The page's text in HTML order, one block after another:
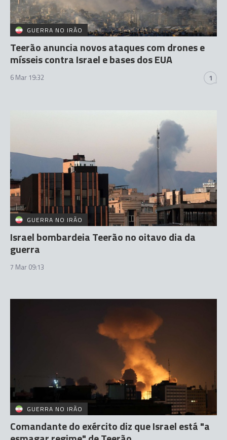
GUERRA NO IRÃO
Teerão anuncia novos ataques com drones e
mísseis contra Israel e bases dos EUA
6 Mar 19:32 1
GUERRA NO IRÃO
Israel bombardeia Teerão no oitavo dia da
guerra
7 Mar 09:13
GUERRA NO IRÃO
Comandante do exército diz que Israel está "a